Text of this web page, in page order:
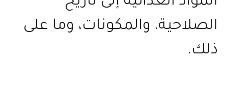
الصلاحية، والمكونات، وما على
ذلك.